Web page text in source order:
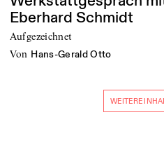
Eberhard Schmidt
Aufgezeichnet
von Hans-Gerald Otto
WEITERE